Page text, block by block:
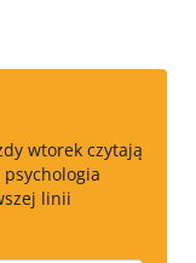
wtorek czytają
linii